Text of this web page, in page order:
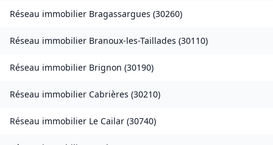
Réseau immobilier Bragassargues (30260)
Réseau immobilier Branoux-les-Taillades (30110)
Réseau immobilier Brignon (30190)
Réseau immobilier Cabrières (30210)
Réseau immobilier Le Cailar (30740)